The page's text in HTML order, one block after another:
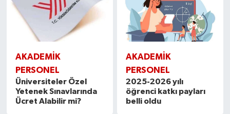
AKADEMİK
PERSONEL
Üniversiteler Özel
Yetenek Sınavlarında
Ücret Alabilir mi?
AKADEMİK
PERSONEL
2025-2026 yılı
öğrenci katkı payları
belli oldu